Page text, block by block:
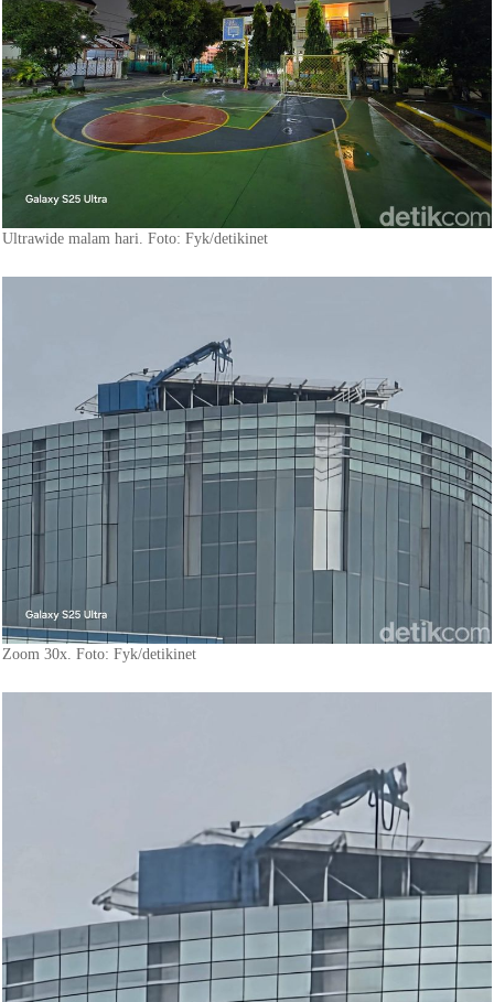
Ultrawide malam hari. Foto: Fyk/detikinet
Zoom 30x. Foto: Fyk/detikinet